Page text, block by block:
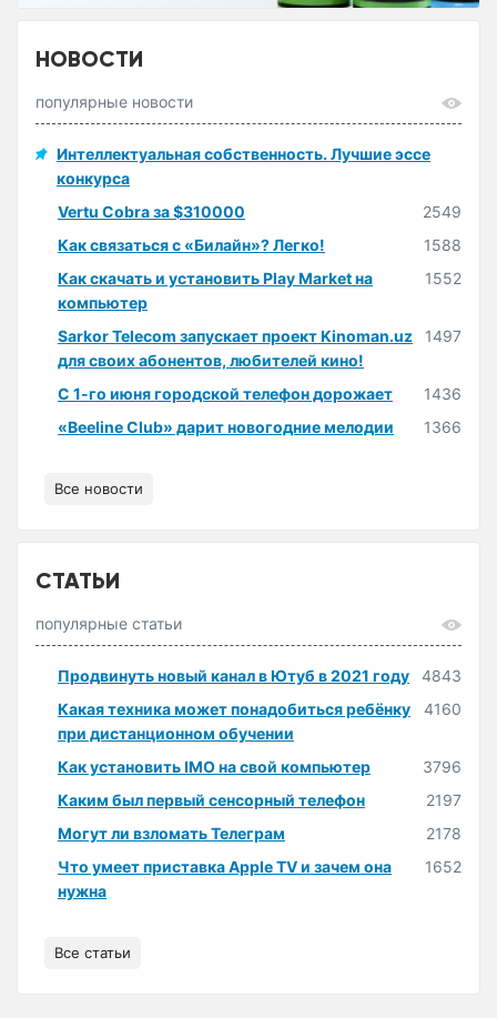
НОВОСТИ
популярные новости
Интеллектуальная собственность. Лучшие эссе
конкурса
Vertu Cobra за $310000
2549
Как связаться с «Билайн»? Легко!
1588
Как скачать и установить Play Market на
компьютер
1552
Sarkor Telecom запускает проект Kinoman.uz
для своих абонентов, любителей кино!
1497
С 1-го июня городской телефон дорожает
1436
«Beeline Club» дарит новогодние мелодии
1366
Все новости
СТАТЬИ
популярные статьи
Продвинуть новый канал в Ютуб в 2021 году
4843
Какая техника может понадобиться ребёнку
при дистанционном обучении
4160
Как установить IMO на свой компьютер
3796
Каким был первый сенсорный телефон
2197
Могут ли взломать Телеграм
2178
Что умеет приставка Apple TV и зачем она
нужна
1652
Все статьи